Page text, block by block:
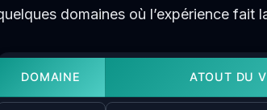
domaines où l’expérience fait
DOMAINE ATOUT DU